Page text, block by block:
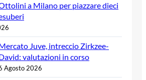
a Milano per piazzare dieci
Juve, intreccio Zirkzee-
valutazioni in corso
Agosto 2026